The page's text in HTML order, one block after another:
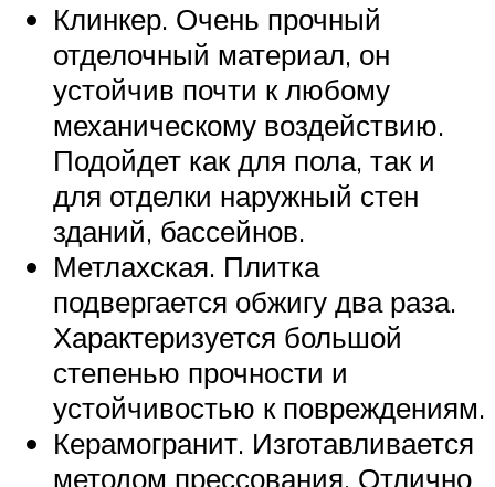
Клинкер. Очень прочный
отделочный материал, он
устойчив почти к любому
механическому воздействию.
Подойдет как для пола, так и
для отделки наружный стен
зданий, бассейнов.
Метлахская. Плитка
подвергается обжигу два раза.
Характеризуется большой
степенью прочности и
устойчивостью к повреждениям.
Керамогранит. Изготавливается
методом прессования. Отлично